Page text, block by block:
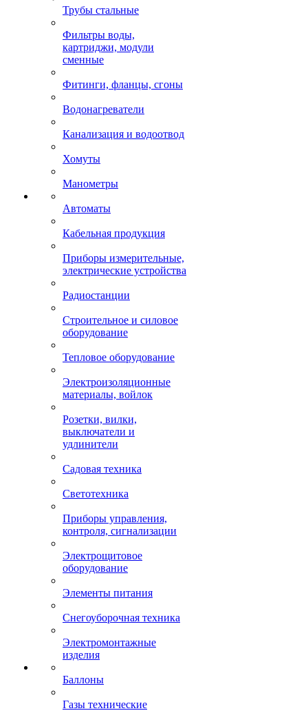
Трубы стальные
Фильтры воды,
картриджи, модули
сменные
Фитинги, фланцы, сгоны
Водонагреватели
Канализация и водоотвод
Хомуты
Манометры
Автоматы
Кабельная продукция
Приборы измерительные,
электрические устройства
Радиостанции
Строительное и силовое
оборудование
Тепловое оборудование
Электроизоляционные
материалы, войлок
Розетки, вилки,
выключатели и
удлинители
Садовая техника
Светотехника
Приборы управления,
контроля, сигнализации
Электрощитовое
оборудование
Элементы питания
Снегоуборочная техника
Электромонтажные
изделия
Баллоны
Газы технические